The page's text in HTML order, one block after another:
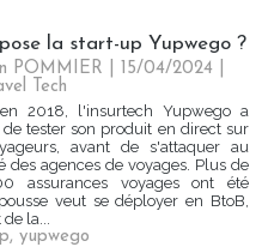
la start-up Yupwego ?
POMMIER | 15/04/2024
Tech
2018, l'insurtech Yupwego a
tester son produit en direct sur
avant de s'attaquer au
des agences de voyages. Plus de
assurances voyages ont été
veut se déployer en BtoB,
la...
, yupwego